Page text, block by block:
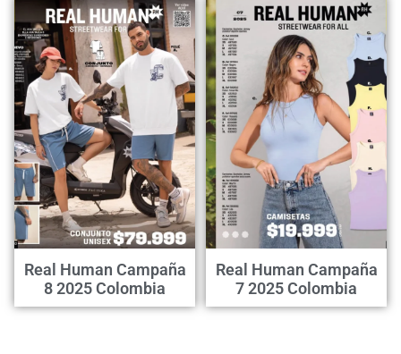
Real Human Campaña
8 2025 Colombia
Real Human Campaña
7 2025 Colombia